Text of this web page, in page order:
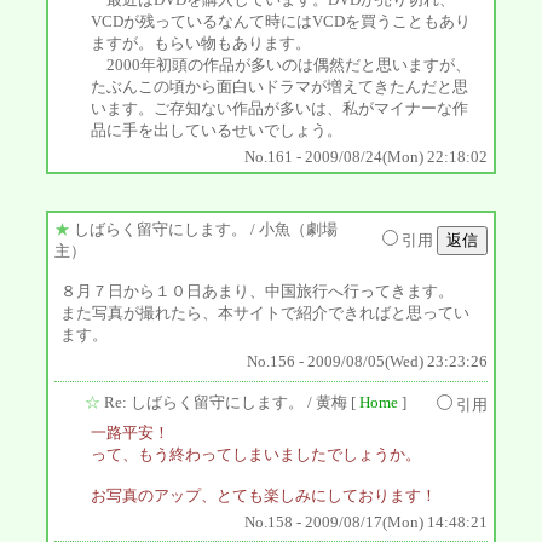
VCDが残っているなんて時にはVCDを買うこともあり
ますが。もらい物もあります。
2000年初頭の作品が多いのは偶然だと思いますが、
たぶんこの頃から面白いドラマが増えてきたんだと思
います。ご存知ない作品が多いは、私がマイナーな作
品に手を出しているせいでしょう。
No.161 - 2009/08/24(Mon) 22:18:02
★ しばらく留守にします。
/ 小魚（劇場
主）
引用
８月７日から１０日あまり、中国旅行へ行ってきます。
また写真が撮れたら、本サイトで紹介できればと思ってい
ます。
No.156 - 2009/08/05(Wed) 23:23:26
☆ Re: しばらく留守にします。 / 黄梅 [ Home ]
引用
一路平安！
って、もう終わってしまいましたでしょうか。
お写真のアップ、とても楽しみにしております！
No.158 - 2009/08/17(Mon) 14:48:21